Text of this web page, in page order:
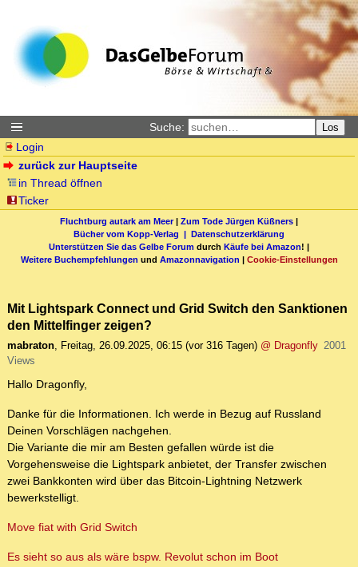
Suche: Los
Login
zurück zur Hauptseite
in Thread öffnen
Ticker
Fluchtburg autark am Meer| Zum Tode Jürgen Küßners |
Bücher vom Kopp-Verlag | Datenschutzerklärung
Unterstützen Sie das Gelbe Forum durch Käufe bei Amazon! |
Weitere Buchempfehlungen und Amazonnavigation | Cookie-Einstellungen
Mit Lightspark Connect und Grid Switch den Sanktionen
den Mittelfinger zeigen?
mabraton, Freitag, 26.09.2025, 06:15 (vor 316 Tagen) @ Dragonfly 2001
Views
Hallo Dragonfly,
Danke für die Informationen. Ich werde in Bezug auf Russland
Deinen Vorschlägen nachgehen.
Die Variante die mir am Besten gefallen würde ist die
Vorgehensweise die Lightspark anbietet, der Transfer zwischen
zwei Bankkonten wird über das Bitcoin-Lightning Netzwerk
bewerkstelligt.
Move fiat with Grid Switch
Es sieht so aus als wäre bspw. Revolut schon im Boot